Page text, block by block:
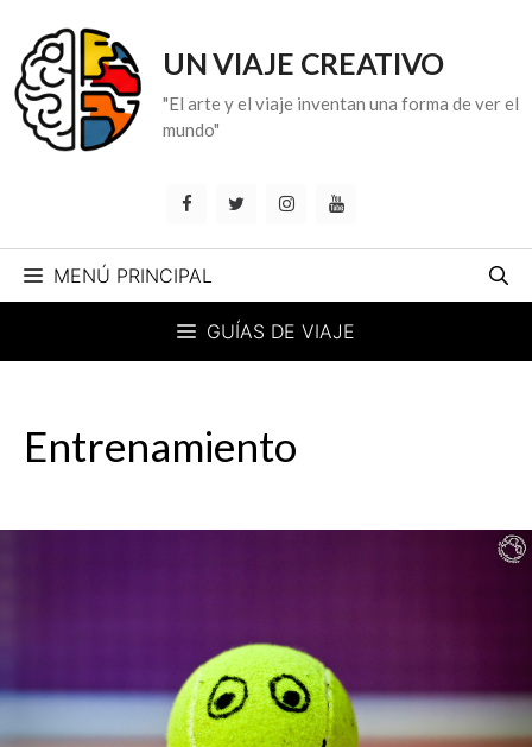
contenido
UN VIAJE CREATIVO
"El arte y el viaje inventan una forma de ver el
mundo"
MENÚ PRINCIPAL
GUÍAS DE VIAJE
Entrenamiento